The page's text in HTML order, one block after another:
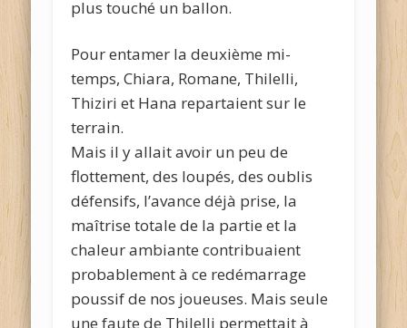
plus touché un ballon.
Pour entamer la deuxième mi-
temps, Chiara, Romane, Thilelli,
Thiziri et Hana repartaient sur le
terrain.
Mais il y allait avoir un peu de
flottement, des loupés, des oublis
défensifs, l’avance déjà prise, la
maîtrise totale de la partie et la
chaleur ambiante contribuaient
probablement à ce redémarrage
poussif de nos joueuses. Mais seule
une faute de Thilelli permettait à